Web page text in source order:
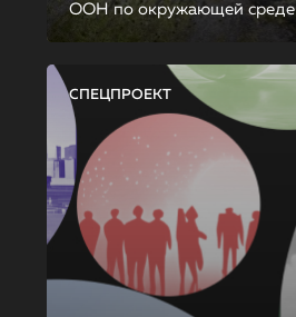
ООН по окружающей среде
СПЕЦПРОЕКТ